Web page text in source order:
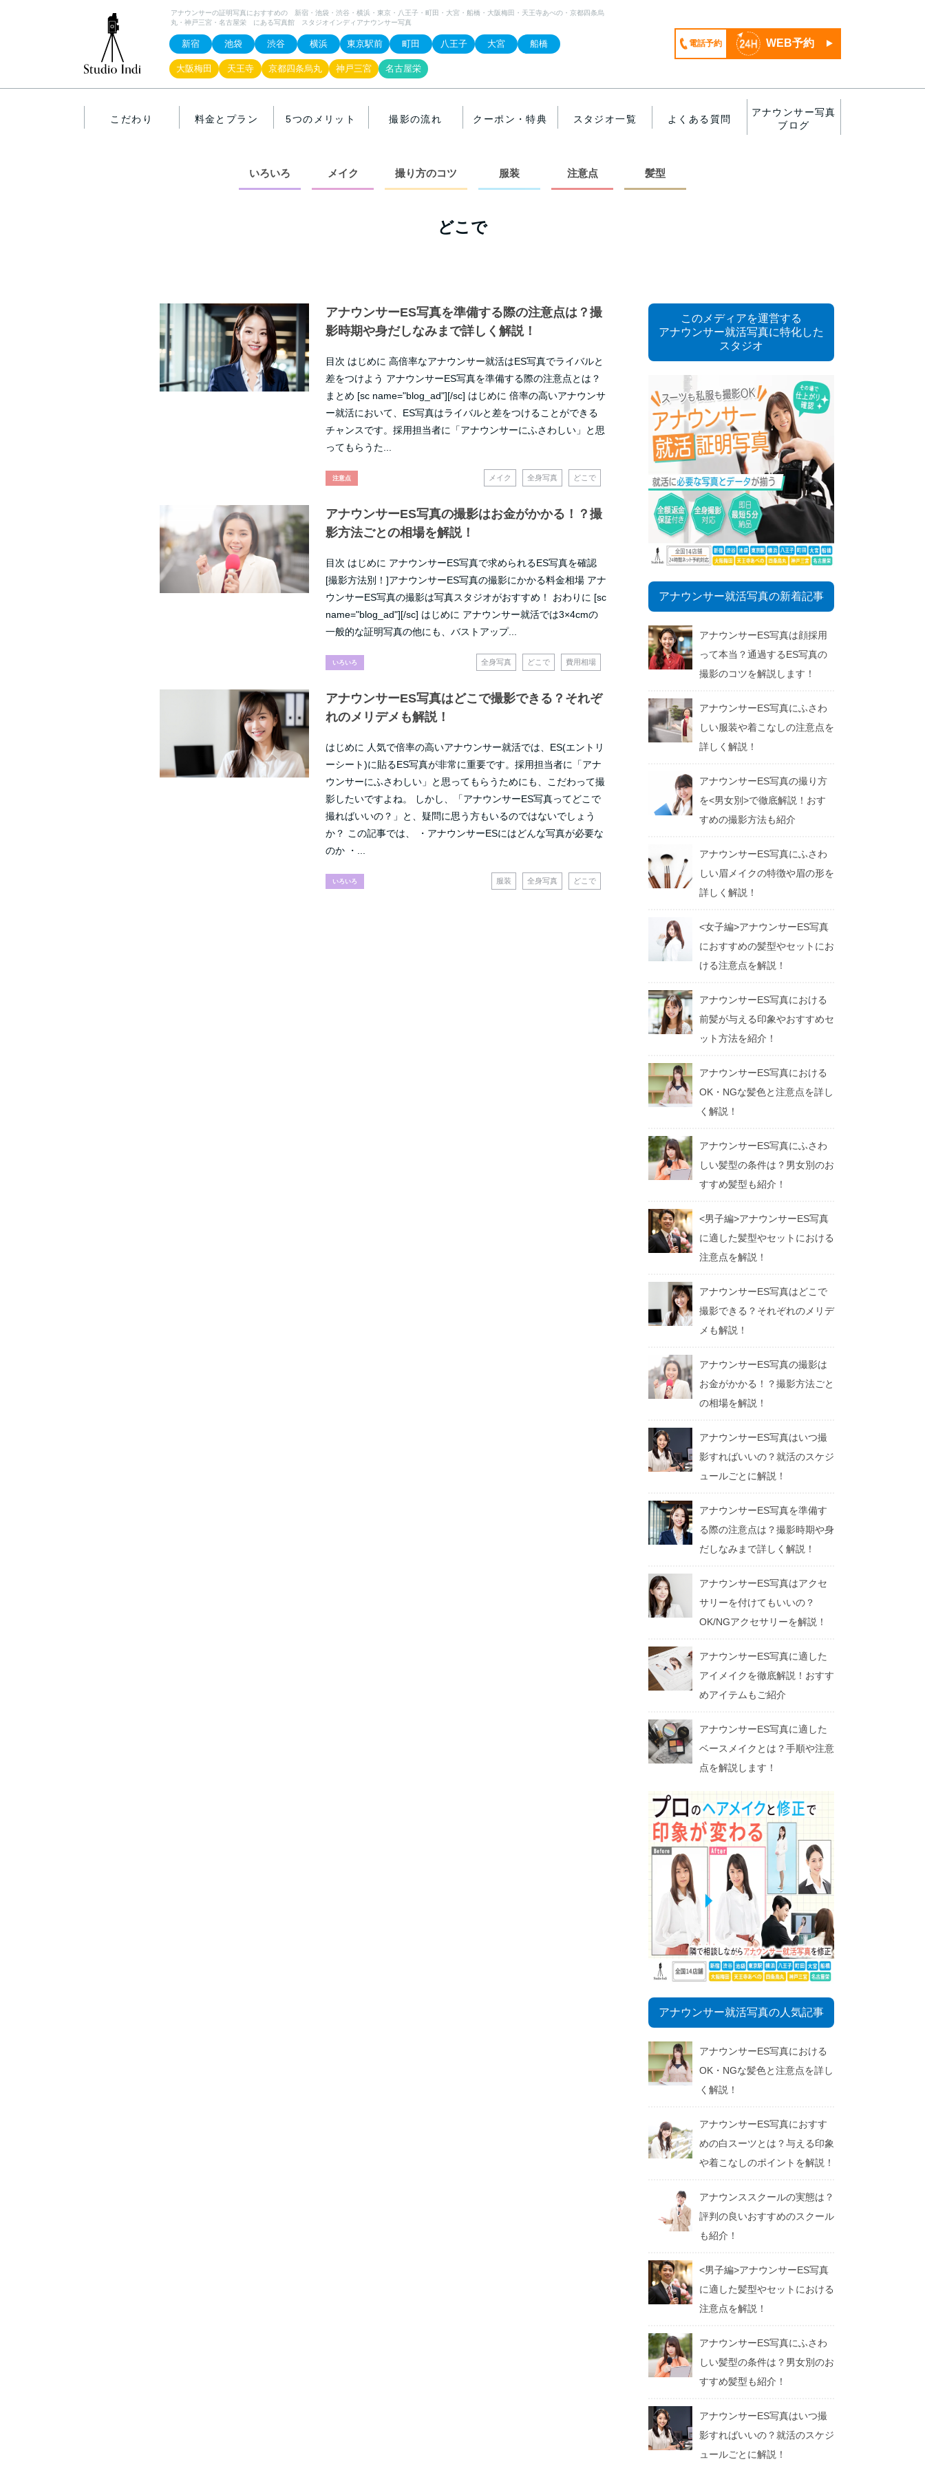
アナウンサーの証明写真におすすめの 新宿・池袋・渋谷・横浜・東京・八王子・町田・大宮・船橋・大阪梅田・天王寺あべの・京都四条烏
丸・神戸三宮・名古屋栄 にある写真館 スタジオインディアナウンサー写真
新宿 池袋 渋谷 横浜 東京駅前 町田 八王子 大宮 船橋
大阪梅田 天王寺 京都四条烏丸 神戸三宮 名古屋栄
電話予約 WEB予約
こだわり 料金とプラン 5つのメリット 撮影の流れ クーポン・特典 スタジオ一覧 よくある質問
アナウンサー写真
ブログ
いろいろ メイク 撮り方のコツ 服装 注意点 髪型
どこで
アナウンサーES写真を準備する際の注意点は？撮
影時期や身だしなみまで詳しく解説！
目次 はじめに 高倍率なアナウンサー就活はES写真でライバルと
差をつけよう アナウンサーES写真を準備する際の注意点とは？
まとめ [sc name="blog_ad"][/sc] はじめに 倍率の高いアナウンサ
ー就活において、ES写真はライバルと差をつけることができる
チャンスです。採用担当者に「アナウンサーにふさわしい」と思
ってもらうた...
注意点 メイク 全身写真 どこで
アナウンサーES写真の撮影はお金がかかる！？撮
影方法ごとの相場を解説！
目次 はじめに アナウンサーES写真で求められるES写真を確認
[撮影方法別！]アナウンサーES写真の撮影にかかる料金相場 アナ
ウンサーES写真の撮影は写真スタジオがおすすめ！ おわりに [sc
name="blog_ad"][/sc] はじめに アナウンサー就活では3×4cmの
一般的な証明写真の他にも、バストアップ...
いろいろ 全身写真 どこで 費用相場
アナウンサーES写真はどこで撮影できる？それぞ
れのメリデメも解説！
はじめに 人気で倍率の高いアナウンサー就活では、ES(エントリ
ーシート)に貼るES写真が非常に重要です。採用担当者に「アナ
ウンサーにふさわしい」と思ってもらうためにも、こだわって撮
影したいですよね。 しかし、「アナウンサーES写真ってどこで
撮ればいいの？」と、疑問に思う方もいるのではないでしょう
か？ この記事では、 ・アナウンサーESにはどんな写真が必要な
のか ・...
いろいろ 服装 全身写真 どこで
このメディアを運営する
アナウンサー就活写真に特化した
スタジオ
アナウンサー就活写真の新着記事
アナウンサーES写真は顔採用
って本当？通過するES写真の
撮影のコツを解説します！
アナウンサーES写真にふさわ
しい服装や着こなしの注意点を
詳しく解説！
アナウンサーES写真の撮り方
を<男女別>で徹底解説！おす
すめの撮影方法も紹介
アナウンサーES写真にふさわ
しい眉メイクの特徴や眉の形を
詳しく解説！
<女子編>アナウンサーES写真
におすすめの髪型やセットにお
ける注意点を解説！
アナウンサーES写真における
前髪が与える印象やおすすめセ
ット方法を紹介！
アナウンサーES写真における
OK・NGな髪色と注意点を詳し
く解説！
アナウンサーES写真にふさわ
しい髪型の条件は？男女別のお
すすめ髪型も紹介！
<男子編>アナウンサーES写真
に適した髪型やセットにおける
注意点を解説！
アナウンサーES写真はどこで
撮影できる？それぞれのメリデ
メも解説！
アナウンサーES写真の撮影は
お金がかかる！？撮影方法ごと
の相場を解説！
アナウンサーES写真はいつ撮
影すればいいの？就活のスケジ
ュールごとに解説！
アナウンサーES写真を準備す
る際の注意点は？撮影時期や身
だしなみまで詳しく解説！
アナウンサーES写真はアクセ
サリーを付けてもいいの？
OK/NGアクセサリーを解説！
アナウンサーES写真に適した
アイメイクを徹底解説！おすす
めアイテムもご紹介
アナウンサーES写真に適した
ベースメイクとは？手順や注意
点を解説します！
アナウンサー就活写真の人気記事
アナウンサーES写真における
OK・NGな髪色と注意点を詳し
く解説！
アナウンサーES写真におすす
めの白スーツとは？与える印象
や着こなしのポイントを解説！
アナウンススクールの実態は？
評判の良いおすすめのスクール
も紹介！
<男子編>アナウンサーES写真
に適した髪型やセットにおける
注意点を解説！
アナウンサーES写真にふさわ
しい髪型の条件は？男女別のお
すすめ髪型も紹介！
アナウンサーES写真はいつ撮
影すればいいの？就活のスケジ
ュールごとに解説！